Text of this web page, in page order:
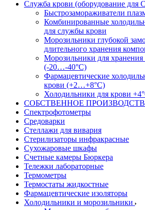
Служба крови (оборудование для
Быстрозамораживатели
Комбинированные
для службы крови
Морозильники глубокой
длительного хранения
Морозильники для
(-20…-40°С)
Фармацевтические
крови (+2…+8°С)
Холодильники для крови
СОБСТВЕННОЕ ПРОИЗВОДСТВО
Спектрофотометры
Средоварки
Стеллажи для вивария
Стерилизаторы инфракрасные
Сухожаровые шкафы
Счетные камеры Бюркера
Тележки лабораторные
Термометры
Термостаты жидкостные
Фармацевтические изоляторы
Холодильники и морозильники